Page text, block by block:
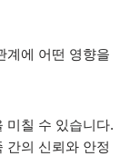
계에 어떤 영향을
미칠 수 있습니다.
간의 신뢰와 안정